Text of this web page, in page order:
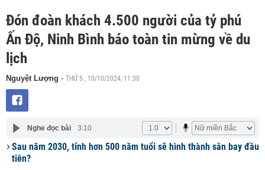
Đón đoàn khách 4.500 người của tỷ phú
Ấn Độ, Ninh Bình báo toàn tin mừng về du
lịch
Nguyệt Lượng - THỨ 5 , 10/10/2024, 11:30
Nghe đọc bài 3:10
Sau năm 2030, tỉnh hơn 500 năm tuổi sẽ hình thành sân bay đầu
tiên?